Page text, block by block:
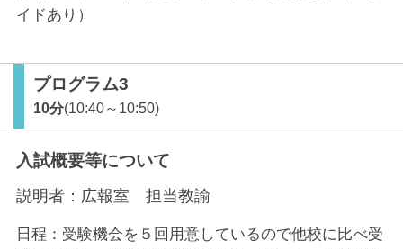
イドあり）
プログラム3
10分(10:40～10:50)
入試概要等について
説明者： 広報室 担当教諭
日程：受験機会を５回用意しているので他校に比べ受